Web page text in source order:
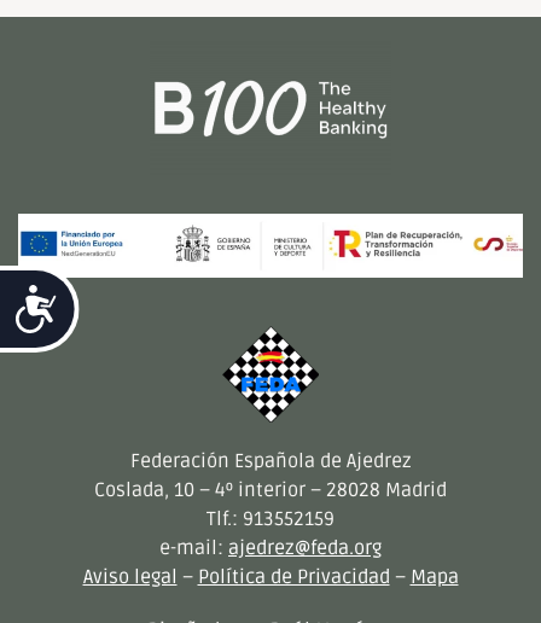
Accesibilidad
Federación Española de Ajedrez
Coslada, 10 – 4º interior – 28028 Madrid
Tlf.: 913552159
e-mail: ajedrez@feda.org
Aviso legal – Política de Privacidad – Mapa